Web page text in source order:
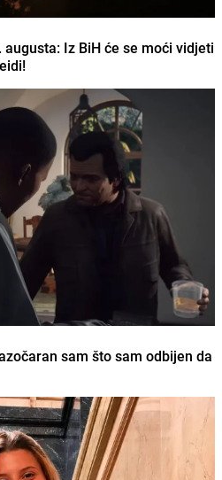
Iz BiH će se moći vidjeti
sam što sam odbijen da